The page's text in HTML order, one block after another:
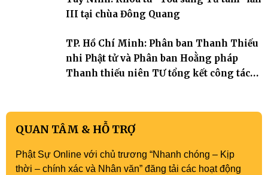
III tại chùa Đông Quang
TP. Hồ Chí Minh: Phân ban Thanh Thiếu
nhi Phật tử và Phân ban Hoằng pháp
Thanh thiếu niên TƯ tổng kết công tác
QUAN TÂM & HỖ TRỢ
Phật Sự Online với chủ trương “Nhanh chóng – Kịp
thời – chính xác và Nhân văn” đăng tải các hoạt động